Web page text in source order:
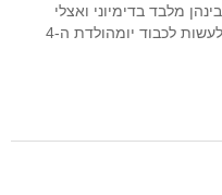
מלבד בדימיוני ואצלי
בבלוג. זה ספין שהרשיתי לעצמי לעשות לכבוד יומהולדת ה-4